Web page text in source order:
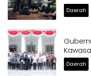
Daerah
Daerah